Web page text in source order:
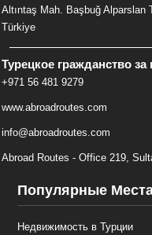
Altıntaş Mah. Başbuğ
Türkiye
Турецкое гражданство
+971 56 481 9279
www.abroadroutes.com
info@abroadroutes.com
Abroad Routes - Office 219,
Популярные
Недвижимость в Турции